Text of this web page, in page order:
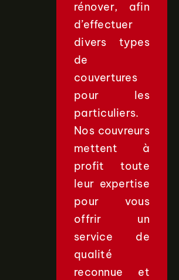
rénover, afin
d’effectuer
divers types
de
couvertures
pour les
particuliers.
Nos couvreurs
mettent à
profit toute
leur expertise
pour vous
offrir un
service de
qualité
reconnue et